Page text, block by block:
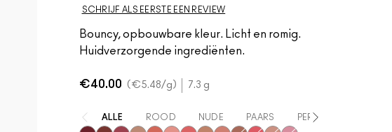
SCHRIJF ALS EERSTE EEN REVIEW
Bouncy, opbouwbare kleur. Licht en romig.
Huidverzorgende ingrediënten.
€40.00 €5.48/g 7.3 g
ALLE ROOD NUDE PAARS PERZIK